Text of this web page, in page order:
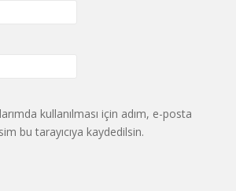
kullanılması için adım, e-posta
bu tarayıcıya kaydedilsin.